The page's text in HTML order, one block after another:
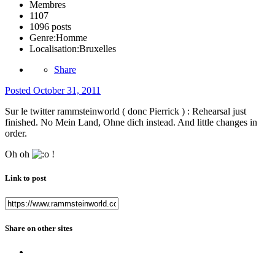
Membres
1107
1096 posts
Genre:Homme
Localisation:Bruxelles
Share
Posted October 31, 2011
Sur le twitter rammsteinworld ( donc Pierrick ) : Rehearsal just
finished. No Mein Land, Ohne dich instead. And little changes in
order.
Oh oh
!
Link to post
Share on other sites